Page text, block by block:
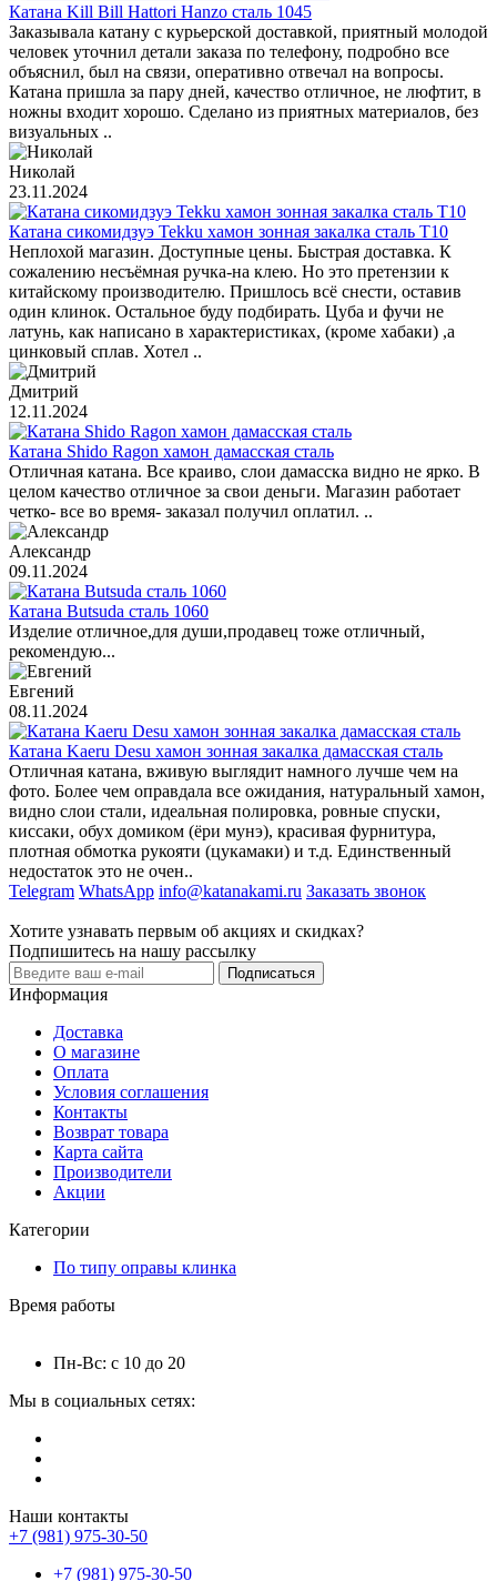
Катана Kill Bill Hattori Hanzo сталь 1045
Заказывала катану с курьерской доставкой, приятный молодой
человек уточнил детали заказа по телефону, подробно все
объяснил, был на связи, оперативно отвечал на вопросы.
Катана пришла за пару дней, качество отличное, не люфтит, в
ножны входит хорошо. Сделано из приятных материалов, без
визуальных ..
Николай
23.11.2024
Катана сикомидзуэ Tekku хамон зонная закалка сталь T10
Неплохой магазин. Доступные цены. Быстрая доставка. К
сожалению несъёмная ручка-на клею. Но это претензии к
китайскому производителю. Пришлось всё снести, оставив
один клинок. Остальное буду подбирать. Цуба и фучи не
латунь, как написано в характеристиках, (кроме хабаки) ,а
цинковый сплав. Хотел ..
Дмитрий
12.11.2024
Катана Shido Ragon хамон дамасская сталь
Отличная катана. Все краиво, слои дамасска видно не ярко. В
целом качество отличное за свои деньги. Магазин работает
четко- все во время- заказал получил оплатил. ..
Александр
09.11.2024
Катана Butsuda сталь 1060
Изделие отличное,для души,продавец тоже отличный,
рекомендую...
Евгений
08.11.2024
Катана Kaeru Desu хамон зонная закалка дамасская сталь
Отличная катана, вживую выглядит намного лучше чем на
фото. Более чем оправдала все ожидания, натуральный хамон,
видно слои стали, идеальная полировка, ровные спуски,
киссаки, обух домиком (ёри мунэ), красивая фурнитура,
плотная обмотка рукояти (цукамаки) и т.д. Единственный
недостаток это не очен..
Telegram WhatsApp info@katanakami.ru Заказать звонок
Хотите узнавать первым об акциях и скидках?
Подпишитесь на нашу рассылку
Подписаться
Информация
Доставка
О магазине
Оплата
Условия соглашения
Контакты
Возврат товара
Карта сайта
Производители
Акции
Категории
По типу оправы клинка
Время работы
Пн-Вс: с 10 до 20
Мы в социальных сетях:
Наши контакты
+7 (981) 975-30-50
+7 (981) 975-30-50